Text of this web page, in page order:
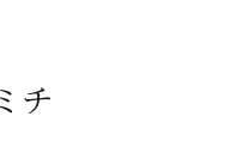
チ